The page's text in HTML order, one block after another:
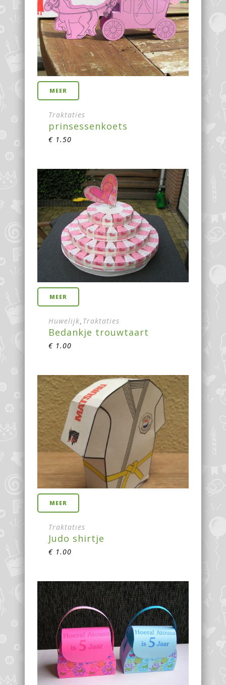
MEER
Traktaties
prinsessenkoets
€ 1.50
MEER
Huwelijk, Traktaties
Bedankje trouwtaart
€ 1.00
MEER
Traktaties
Judo shirtje
€ 1.00